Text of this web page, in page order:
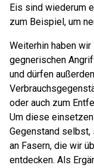
Eis sind wiederum
zum Beispiel, um
Weiterhin haben wir
gegnerischen
und dürfen
oder auch zum
Um diese
Gegenstand selbst,
an Fasern, die wir
entdecken. Als